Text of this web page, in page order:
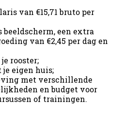
van €15,71 bruto per
beeldscherm, een extra
van €2,45 per dag en
rooster;
eigen huis;
met verschillende
en budget voor
of trainingen.